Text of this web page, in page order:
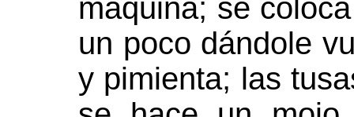
máquina; se
un poco dándole
y pimienta; las